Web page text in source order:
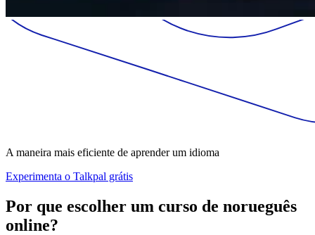
A maneira mais eficiente de aprender um idioma
Experimenta o Talkpal grátis
Por que escolher um curso de norueguês
online?